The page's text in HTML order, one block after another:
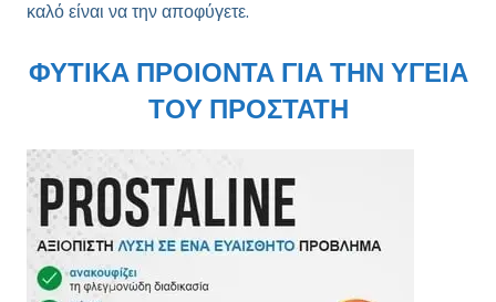
καλό είναι να την αποφύγετε.
ΦΥΤΙΚΑ ΠΡΟΙΟΝΤΑ ΓΙΑ ΤΗΝ ΥΓΕΙΑ
ΤΟΥ ΠΡΟΣΤΑΤΗ